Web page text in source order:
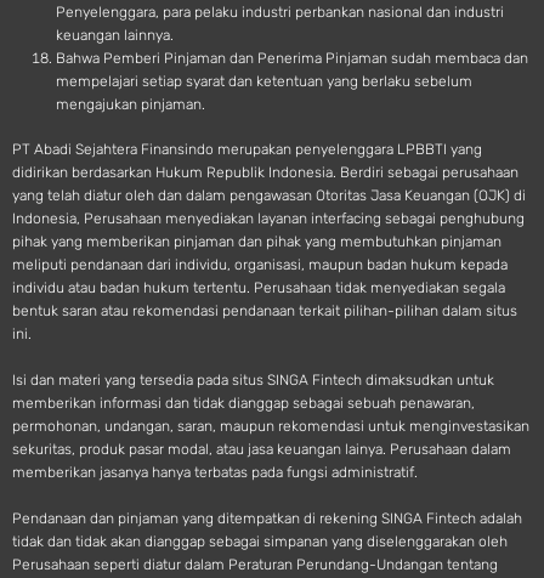
Penyelenggara, para pelaku industri perbankan nasional dan industri
keuangan lainnya.
Bahwa Pemberi Pinjaman dan Penerima Pinjaman sudah membaca dan
mempelajari setiap syarat dan ketentuan yang berlaku sebelum
mengajukan pinjaman.
PT Abadi Sejahtera Finansindo merupakan penyelenggara LPBBTI yang
didirikan berdasarkan Hukum Republik Indonesia. Berdiri sebagai perusahaan
yang telah diatur oleh dan dalam pengawasan Otoritas Jasa Keuangan (OJK) di
Indonesia, Perusahaan menyediakan layanan interfacing sebagai penghubung
pihak yang memberikan pinjaman dan pihak yang membutuhkan pinjaman
meliputi pendanaan dari individu, organisasi, maupun badan hukum kepada
individu atau badan hukum tertentu. Perusahaan tidak menyediakan segala
bentuk saran atau rekomendasi pendanaan terkait pilihan-pilihan dalam situs
ini.
Isi dan materi yang tersedia pada situs SINGA Fintech dimaksudkan untuk
memberikan informasi dan tidak dianggap sebagai sebuah penawaran,
permohonan, undangan, saran, maupun rekomendasi untuk menginvestasikan
sekuritas, produk pasar modal, atau jasa keuangan lainya. Perusahaan dalam
memberikan jasanya hanya terbatas pada fungsi administratif.
Pendanaan dan pinjaman yang ditempatkan di rekening SINGA Fintech adalah
tidak dan tidak akan dianggap sebagai simpanan yang diselenggarakan oleh
Perusahaan seperti diatur dalam Peraturan Perundang-Undangan tentang